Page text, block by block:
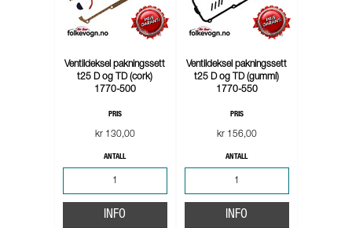
Ventildeksel pakningssett
t25 D og TD (cork)
1770-500
PRIS
kr 130,00
ANTALL
INFO
Ventildeksel pakningssett
t25 D og TD (gummi)
1770-550
PRIS
kr 156,00
ANTALL
INFO